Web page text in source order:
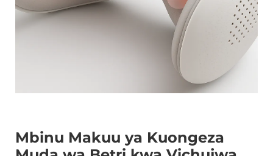
Mbinu Makuu ya Kuongeza